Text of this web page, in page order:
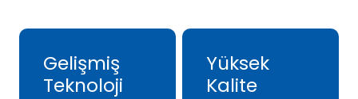
Gelişmiş
Teknoloji
Yüksek
Kalite